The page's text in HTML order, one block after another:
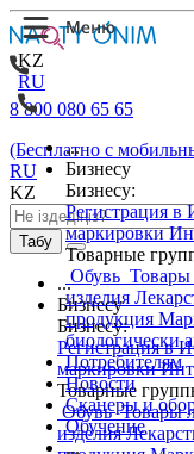
KZ
RU
...
Бизнесу
Бизнесу:
Регистрация
маркировки
Товарные
Обувь Товары
изделия
продукция
биологически
Потребителям
Новости
Сканеры и
Обучение
...
8 800 080 65 65
(Бесплатно с
RU
KZ
Табу
...
Бизнесу
Бизнесу:
Регистрация
маркировки
Товарные
ОбувьТовары
изделия